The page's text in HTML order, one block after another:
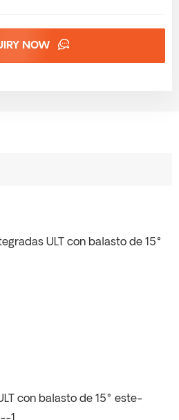
NOW
ULT con balasto de 15°
con balasto de 15° este-